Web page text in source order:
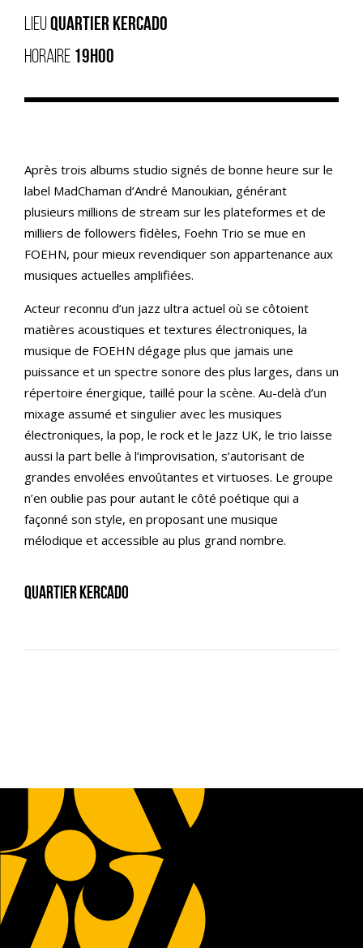
LIEUQUARTIER KERCADO
HORAIRE 19H00
Après trois albums studio signés de bonne heure sur le
label MadChaman d’André Manoukian, générant
plusieurs millions de stream sur les plateformes et de
milliers de followers fidèles, Foehn Trio se mue en
FOEHN, pour mieux revendiquer son appartenance aux
musiques actuelles amplifiées.
Acteur reconnu d’un jazz ultra actuel où se côtoient
matières acoustiques et textures électroniques, la
musique de FOEHN dégage plus que jamais une
puissance et un spectre sonore des plus larges, dans un
répertoire énergique, taillé pour la scène. Au-delà d’un
mixage assumé et singulier avec les musiques
électroniques, la pop, le rock et le Jazz UK, le trio laisse
aussi la part belle à l’improvisation, s’autorisant de
grandes envolées envoûtantes et virtuoses. Le groupe
n’en oublie pas pour autant le côté poétique qui a
façonné son style, en proposant une musique
mélodique et accessible au plus grand nombre.
Quartier Kercado